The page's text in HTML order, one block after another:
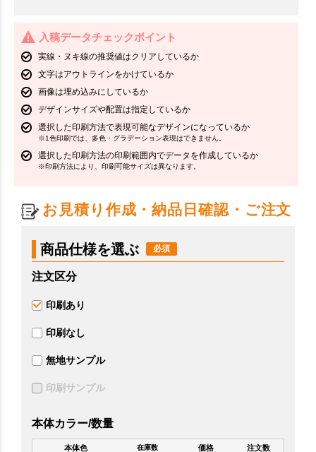
入稿データチェックポイント
実線・ヌキ線の推奨値はクリアしているか
文字はアウトラインをかけているか
画像は埋め込みにしているか
デザインサイズや配置は指定しているか
選択した印刷方法で表現可能なデザインになっているか
※1色印刷では、多色・グラデーション表現はできません。
選択した印刷方法の印刷範囲内でデータを作成しているか
※印刷方法により、印刷可能サイズは異なります。
お見積り作成・納品日確認・ご注文
商品仕様を選ぶ
注文区分
印刷あり
印刷なし
無地サンプル
印刷サンプル
本体カラー/数量
本体色 在庫数 価格 注文数